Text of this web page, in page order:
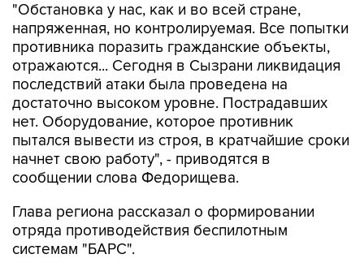
"Обстановка у нас, как и во всей стране,
напряженная, но контролируемая. Все попытки
противника поразить гражданские объекты,
отражаются... Сегодня в Сызрани ликвидация
последствий атаки была проведена на
достаточно высоком уровне. Пострадавших
нет. Оборудование, которое противник
пытался вывести из строя, в кратчайшие сроки
начнет свою работу", - приводятся в
сообщении слова Федорищева.
Глава региона рассказал о формировании
отряда противодействия беспилотным
системам "БАРС".